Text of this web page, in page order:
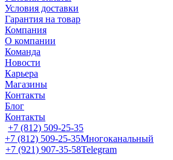
Условия доставки
Гарантия на товар
Компания
О компании
Команда
Новости
Карьера
Магазины
Контакты
Блог
Контакты
+7 (812) 509-25-35
+7 (812) 509-25-35Многоканальный
+7 (921) 907-35-58Telegram